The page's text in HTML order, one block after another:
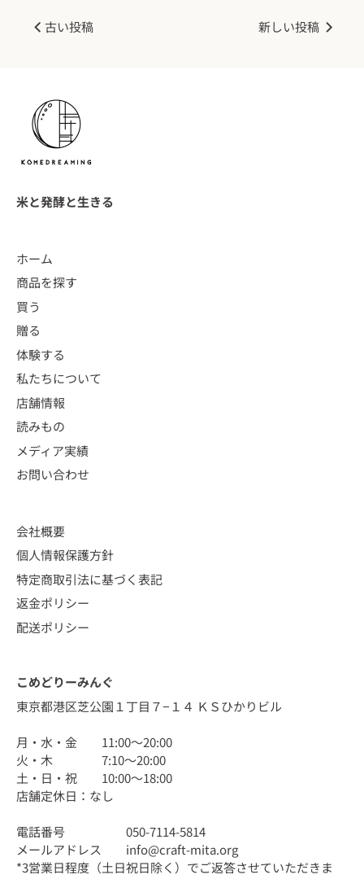
古い投稿 新しい投稿
米と発酵と生きる
ホーム
商品を探す
買う
贈る
体験する
私たちについて
店舗情報
読みもの
メディア実績
お問い合わせ
会社概要
個人情報保護方針
特定商取引法に基づく表記
返金ポリシー
配送ポリシー
こめどりーみんぐ
東京都港区芝公園１丁目７−１４ ＫＳひかりビル
月・水・金 11:00〜20:00
火・木 7:10〜20:00
土・日・祝 10:00〜18:00
店舗定休日：なし
電話番号 050-7114-5814
メールアドレス info@craft-mita.org
*3営業日程度（土日祝日除く）でご返答させていただきま